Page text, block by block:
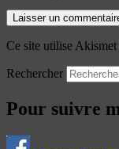
Ce site utilise
Rechercher
Pour suivre